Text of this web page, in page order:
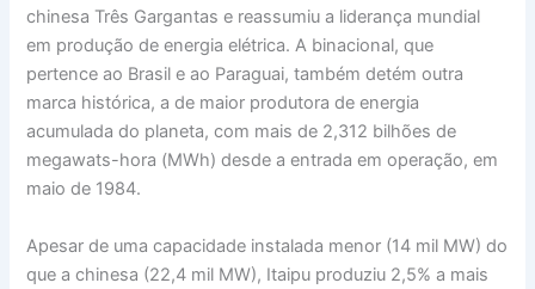
chinesa Três Gargantas e reassumiu a liderança mundial
em produção de energia elétrica. A binacional, que
pertence ao Brasil e ao Paraguai, também detém outra
marca histórica, a de maior produtora de energia
acumulada do planeta, com mais de 2,312 bilhões de
megawats-hora (MWh) desde a entrada em operação, em
maio de 1984.
Apesar de uma capacidade instalada menor (14 mil MW) do
que a chinesa (22,4 mil MW), Itaipu produziu 2,5% a mais